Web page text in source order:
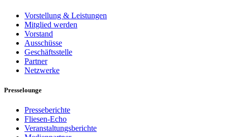
Vorstellung & Leistungen
Mitglied werden
Vorstand
Ausschüsse
Geschäftsstelle
Partner
Netzwerke
Presselounge
Presseberichte
Fliesen-Echo
Veranstaltungsberichte